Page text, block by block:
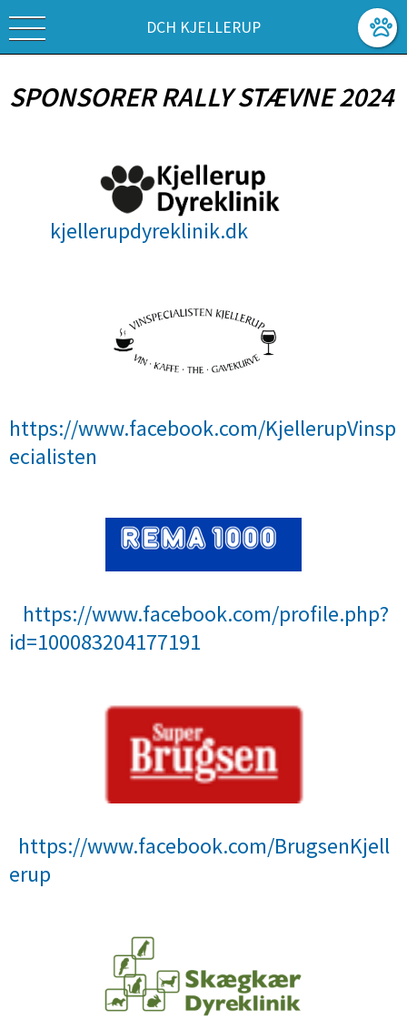
DCH KJELLERUP
SPONSORER RALLY STÆVNE 2024
kjellerupdyreklinik.dk
https://www.facebook.com/KjellerupVinsp
ecialisten
https://www.facebook.com/profile.php?
id=100083204177191
https://www.facebook.com/BrugsenKjell
erup